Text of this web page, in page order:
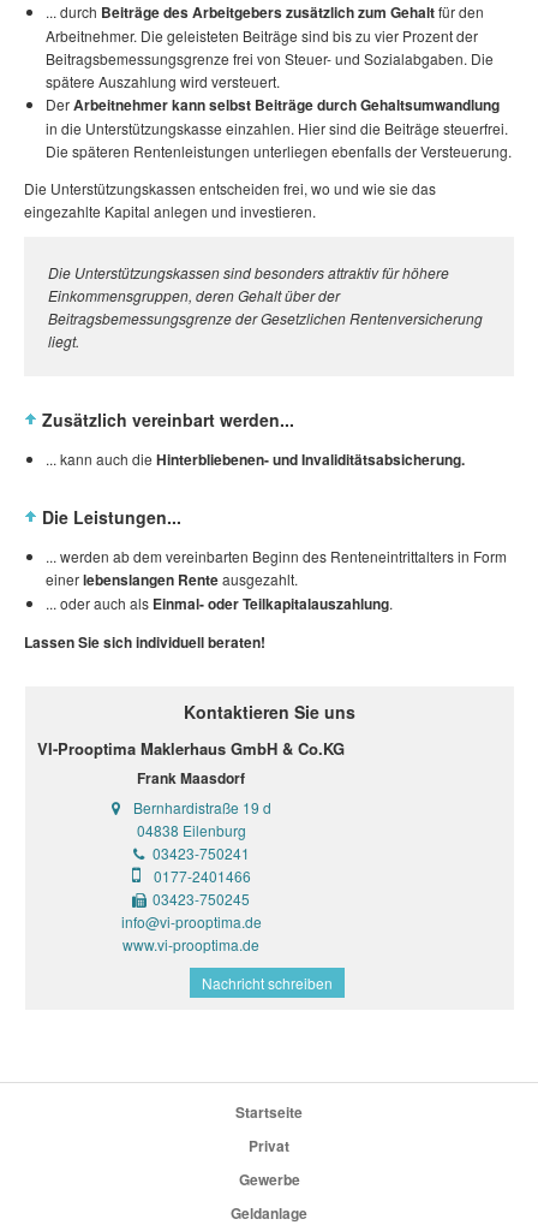
... durch Beiträge des Arbeitgebers zusätzlich zum Gehaltfür den
Arbeitnehmer. Die geleisteten Beiträge sind bis zu vier Prozent der
Beitragsbemessungsgrenze frei von Steuer- und Sozialabgaben. Die
spätere Auszahlung wird versteuert.
DerArbeitnehmer kann selbst Beiträge durch Gehaltsumwandlung
in die Unterstützungskasse einzahlen. Hier sind die Beiträge steuerfrei.
Die späteren Rentenleistungen unterliegen ebenfalls der Versteuerung.
Die Unterstützungskassen entscheiden frei, wo und wie sie das
eingezahlte Kapital anlegen und investieren.
Die Unterstützungskassen sind besonders attraktiv für höhere
Einkommensgruppen, deren Gehalt über der
Beitragsbemessungsgrenze der Gesetzlichen Rentenversicherung
liegt.
Zusätzlich vereinbart werden...
... kann auch die Hinterbliebenen- und Invaliditätsabsicherung.
Die Leistungen...
... werden ab dem vereinbarten Beginn des Renteneintrittalters in Form
einerlebenslangen Renteausgezahlt.
... oder auch als Einmal- oder Teilkapitalauszahlung.
Lassen Sie sich individuell beraten!
Kontaktieren Sie uns
VI-Prooptima Maklerhaus GmbH & Co.KG
Frank Maasdorf
Bernhardistraße 19 d
04838 Eilenburg
03423-750241
0177-2401466
03423-750245
info@vi-prooptima.de
www.vi-prooptima.de
Nachricht schreiben
Startseite
Privat
Gewerbe
Geldanlage